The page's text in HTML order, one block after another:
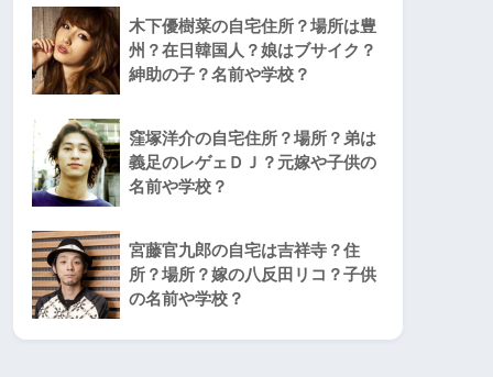
木下優樹菜の自宅住所？場所は豊
州？在日韓国人？娘はブサイク？
紳助の子？名前や学校？
窪塚洋介の自宅住所？場所？弟は
義足のレゲェＤＪ？元嫁や子供の
名前や学校？
宮藤官九郎の自宅は吉祥寺？住
所？場所？嫁の八反田リコ？子供
の名前や学校？